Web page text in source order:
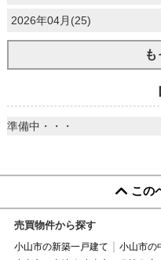
2026年04月(25)
も
準備中・・・
この
売買物件から探す
小山市の新築一戸建て 小山市の